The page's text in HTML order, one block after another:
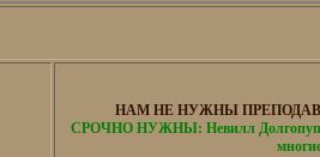
НАМ НЕ НУЖНЫ
СРОЧНО НУЖНЫ: Невилл